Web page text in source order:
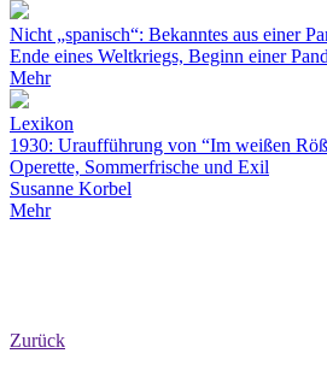
Nicht „spanisch“: Bekanntes aus einer
Ende eines Weltkriegs, Beginn einer
Mehr
Lexikon
1930: Uraufführung von “Im weißen
Operette, Sommerfrische und Exil
Susanne Korbel
Mehr
Zurück